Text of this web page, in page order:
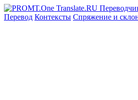
Перевод Контексты Спряжение и